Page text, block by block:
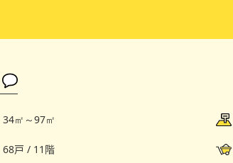
34㎡～97㎡
68戸 / 11階